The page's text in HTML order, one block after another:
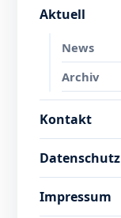
Aktuell
News
Archiv
Kontakt
Datenschutz
Impressum